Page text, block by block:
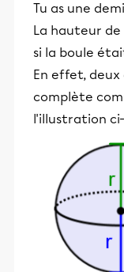
Tu as une
La hauteur de
si la boule
En effet,
complète
l'illustration ci-